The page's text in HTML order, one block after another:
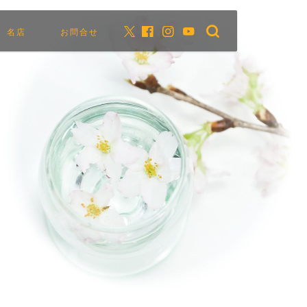
名店 お問合せ